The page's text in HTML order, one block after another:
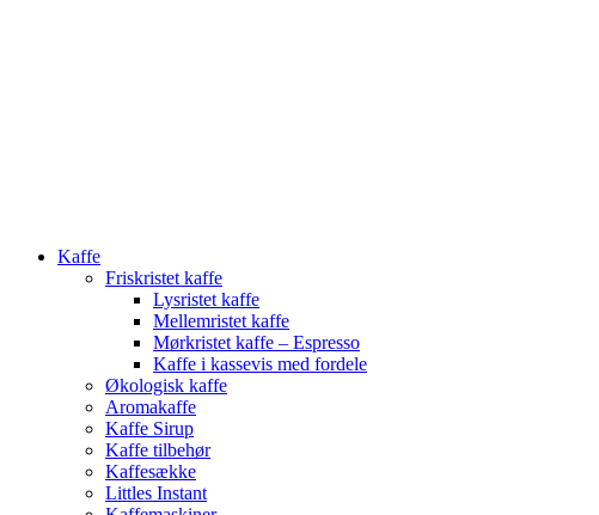
Close
Kaffe
Friskristet kaffe
Lysristet kaffe
Mellemristet kaffe
Mørkristet kaffe – Espresso
Kaffe i kassevis med fordele
Økologisk kaffe
Aromakaffe
Kaffe Sirup
Kaffe tilbehør
Kaffesække
Littles Instant